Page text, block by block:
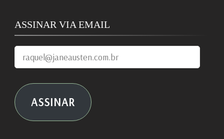
ASSINAR VIA EMAIL
raquel@janeausten.com.br
ASSINAR